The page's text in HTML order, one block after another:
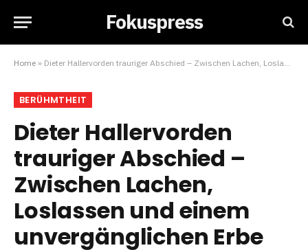
Fokuspress
Home » Dieter Hallervorden trauriger Abschied – Zwischen Lachen, Loslassen und einem unvergänglichen Erbe
BERÜHMTHEIT
Dieter Hallervorden
trauriger Abschied –
Zwischen Lachen,
Loslassen und einem
unvergänglichen Erbe